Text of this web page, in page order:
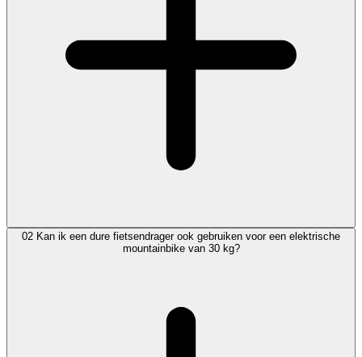
02 Kan ik een dure fietsendrager ook gebruiken voor een elektrische
mountainbike van 30 kg?